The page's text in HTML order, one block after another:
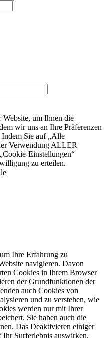
Website, um Ihnen die
wir uns an Ihre Präferenzen
Indem Sie auf „Alle
Verwendung ALLER
Einstellungen“
zu erteilen.
Ihre Erfahrung zu
navigieren. Davon
Cookies in Ihrem Browser
der Grundfunktionen der
auch Cookies von
und zu verstehen, wie
werden nur mit Ihrer
Sie haben auch die
Das Deaktivieren einiger
Ihr Surferlebnis auswirken.